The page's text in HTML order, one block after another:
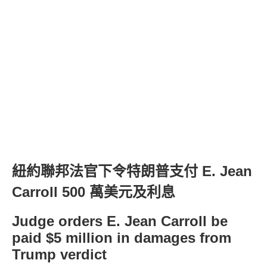
紐約聯邦法官下令特朗普支付 E. Jean
Carroll 500 萬美元及利息
Judge orders E. Jean Carroll be
paid $5 million in damages from
Trump verdict